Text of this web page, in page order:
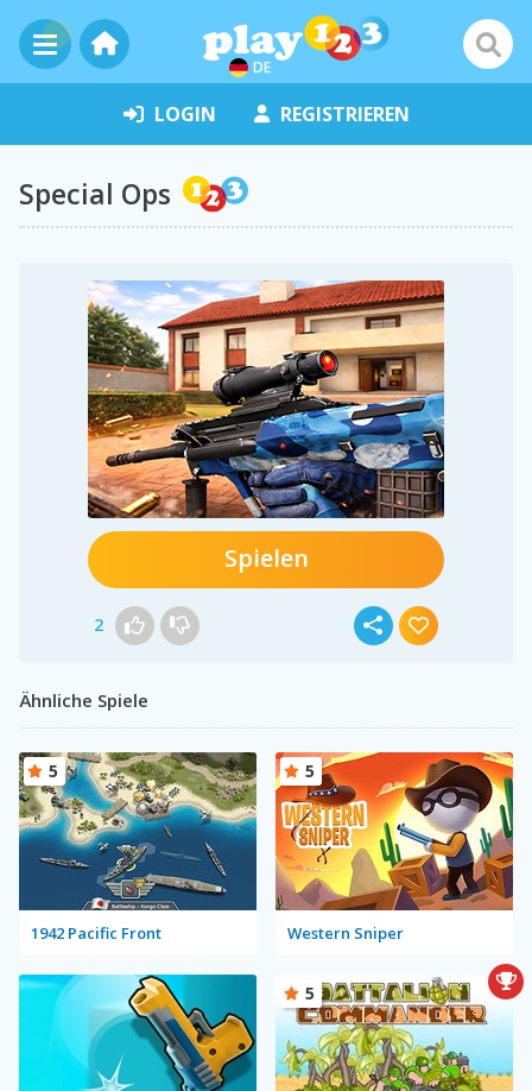
DE
LOGIN REGISTRIEREN
Special Ops
Spielen
2
Ähnliche Spiele
1942 Pacific Front
5
Western Sniper
5
5